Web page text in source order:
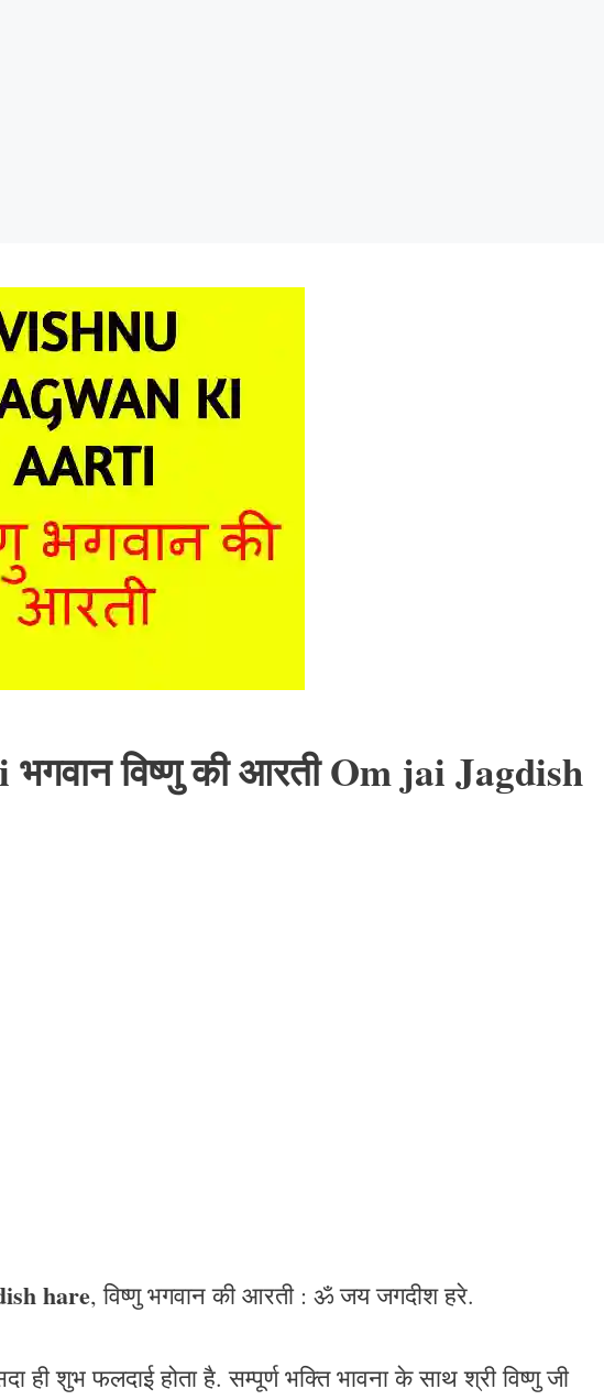
विष्णु की आरती Om jai Jagdish
hare, विष्णु भगवान की आरती : ॐ जय जगदीश हरे.
ही शुभ फलदाई होता है. सम्पूर्ण भक्ति भावना के साथ श्री विष्णु जी